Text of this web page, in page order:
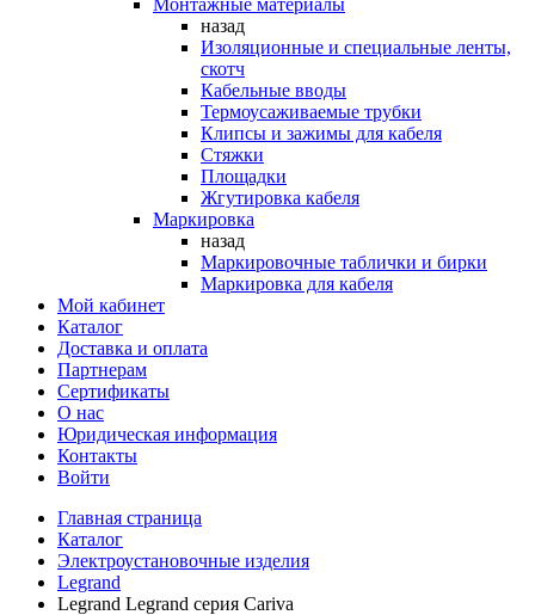
Монтажные материалы
назад
Изоляционные и специальные ленты,
скотч
Кабельные вводы
Термоусаживаемые трубки
Клипсы и зажимы для кабеля
Стяжки
Площадки
Жгутировка кабеля
Маркировка
назад
Маркировочные таблички и бирки
Маркировка для кабеля
Мой кабинет
Каталог
Доставка и оплата
Партнерам
Сертификаты
О нас
Юридическая информация
Контакты
Войти
Главная страница
Каталог
Электроустановочные изделия
Legrand
Legrand Legrand серия Cariva